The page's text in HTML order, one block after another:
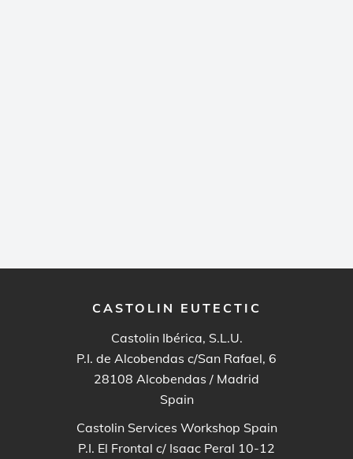
CASTOLIN EUTECTIC
Castolin Ibérica, S.L.U.
P.I. de Alcobendas c/San Rafael, 6
28108 Alcobendas / Madrid
Spain
Castolin Services Workshop Spain
P.I. El Frontal c/ Isaac Peral 10-12